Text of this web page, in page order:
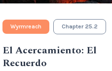
Wyrmreach Chapter 25.2
El Acercamiento: El
Recuerdo